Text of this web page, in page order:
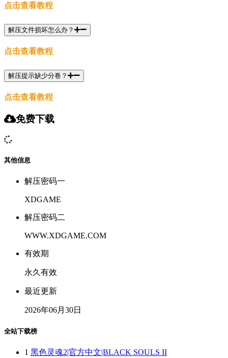
点击查看教程
解压文件损坏怎么办？
点击查看教程
解压提示缺少分卷？
点击查看教程
免费下载
其他信息
解压密码一
XDGAME
解压密码二
WWW.XDGAME.COM
有效期
永久有效
最近更新
2026年06月30日
全站下载榜
1 黑色灵魂2|官方中文|BLACK SOULS II